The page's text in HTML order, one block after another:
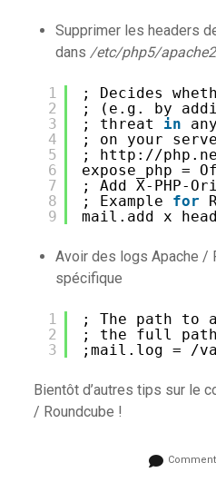
Supprimer les headers
dans/etc/php5/
1
2
3
4
5
6
7
8
9
; Decides
; (e.g. by
; threat in
; on your
; http: //php
expose_php =
; Add X-
; Example for
Avoir des logs Apache /
spécifique
1
2
3
; The path to
; the full path
;mail.log = /
Bientôt d’autres tips sur le
/ Roundcube !